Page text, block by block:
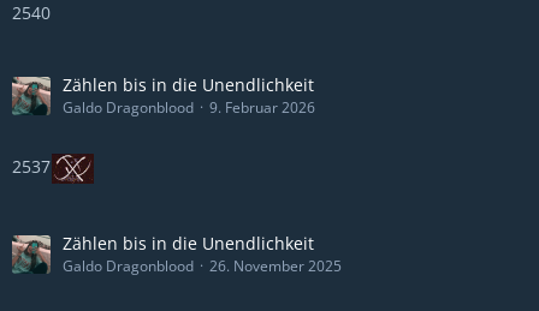
2540
Zählen bis in die Unendlichkeit
Galdo Dragonblood 9. Februar 2026
2537
Zählen bis in die Unendlichkeit
Galdo Dragonblood 26. November 2025